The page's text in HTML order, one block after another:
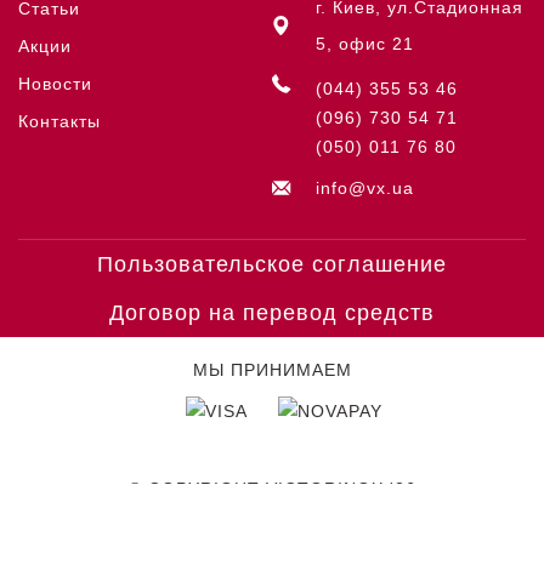
Статьи
Акции
Новости
Контакты
г. Киев, ул.Стадионная
5, офис 21
(044) 355 53 46
(096) 730 54 71
(050) 011 76 80
info@vx.ua
Пользовательское соглашение
Договор на перевод средств
МЫ ПРИНИМАЕМ
© COPYRIGHT VICTORINOX '26